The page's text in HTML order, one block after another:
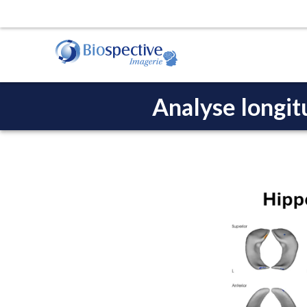
Opérations de l'étude d'imagerie
Nous fournissons des services de CRO et
Analyse